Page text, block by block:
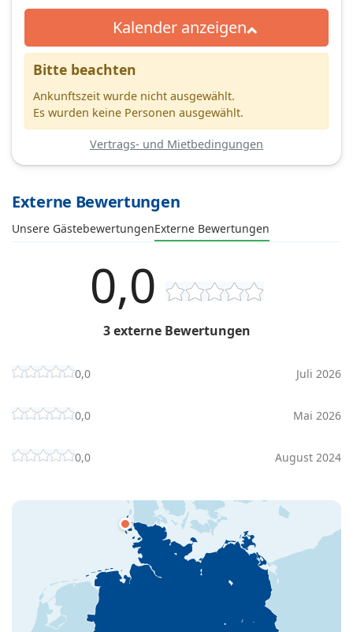
Kalender anzeigen
Bitte beachten
Ankunftszeit wurde nicht ausgewählt.
Es wurden keine Personen ausgewählt.
Vertrags- und Mietbedingungen
Externe Bewertungen
Unsere GästebewertungenExterne Bewertungen
0,0
3 externe Bewertungen
0,0 Juli 2026
0,0 Mai 2026
0,0 August 2024